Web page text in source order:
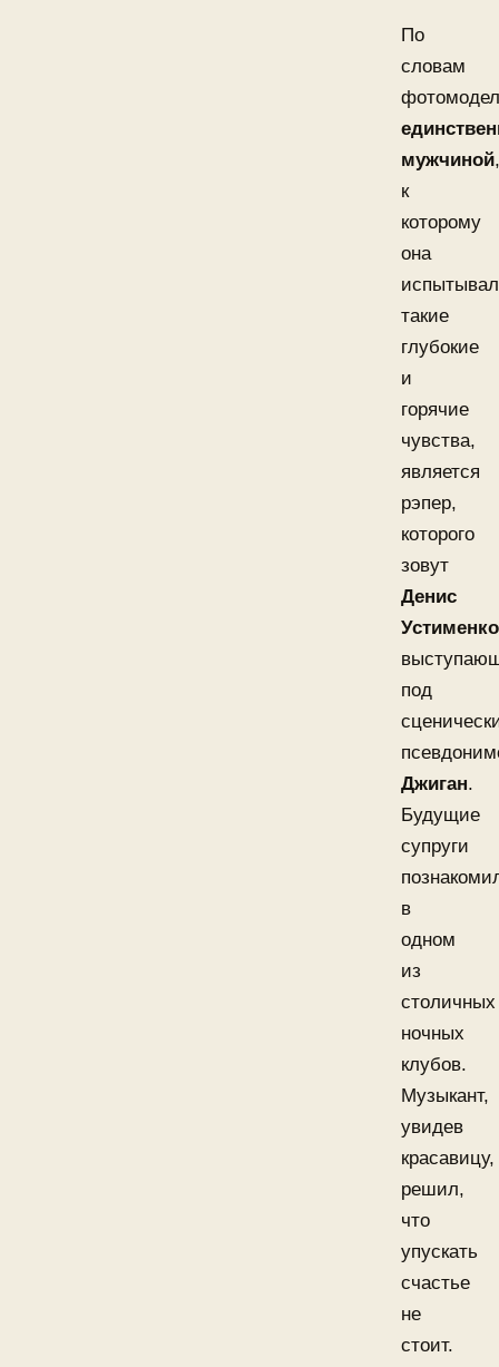
По
словам
мужчиной,
к
которому
она
такие
глубокие
и
горячие
чувства,
является
рэпер,
которого
зовут
Денис
Устименко
под
Джиган.
Будущие
супруги
в
одном
из
столичных
ночных
клубов.
Музыкант,
увидев
красавицу,
решил,
что
упускать
счастье
не
стоит.